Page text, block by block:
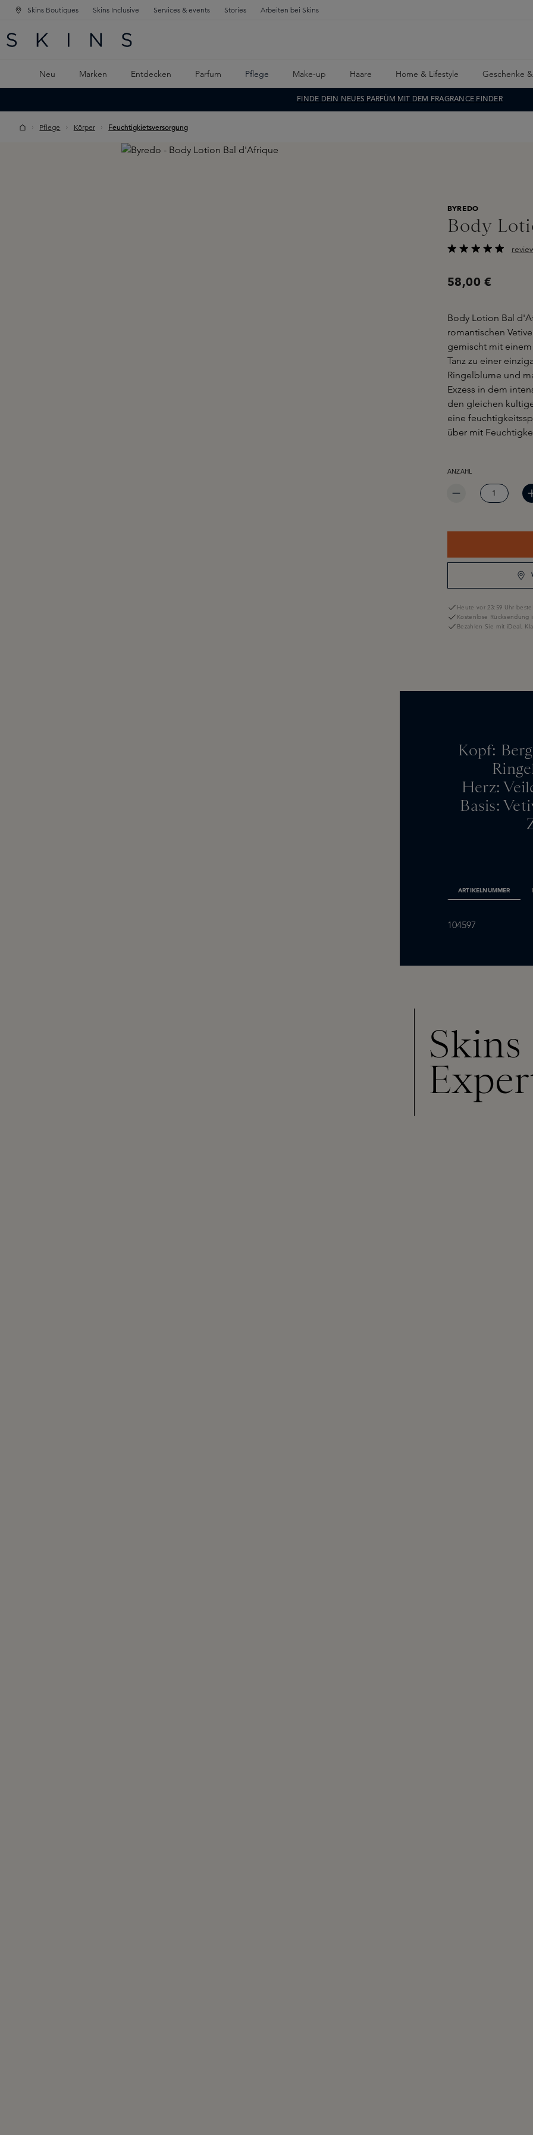
SPRINGEN
SPRINGEN
Skins Boutiques Skins Inclusive Services & events Stories Arbeiten bei Skins
Neu Marken Entdecken Parfum Pflege Make-up Haare Home & Lifestyle Geschenke
FINDE DEIN NEUES PARFÜM MIT DEM FRAGRANCE FINDER
Pflege Körper Feuchtigkietsversorgung
BYREDO
Body
58,00 €
Body Lotion Bal
romantischen
gemischt mit einem
Tanz zu einer
Ringelblume und
Exzess in dem
den gleichen
eine
über mit
PRODUKT ANZAHL: GIB
ANZAHL
Heute vor 23:59 Uhr
Kostenlose Rücksendung
Bezahlen Sie mit iDeal,
Kopf:
Herz:
Basis:
ARTIKELNUMMER
104597
Skins